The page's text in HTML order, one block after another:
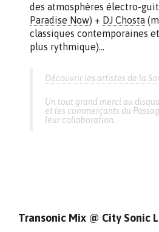
des atmosphères électro-
Paradise Now) + DJ Chosta
classiques contemporaines
plus rythmique)…
Découvrir les artistes de la
Un tout grand merci au
et les commerçants du
leur collaboration.